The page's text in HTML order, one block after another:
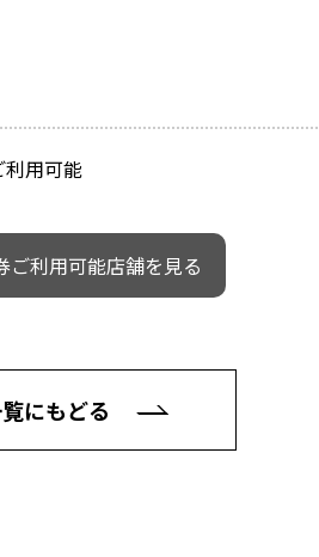
用可能
ご利用可能店舗を見る
にもどる